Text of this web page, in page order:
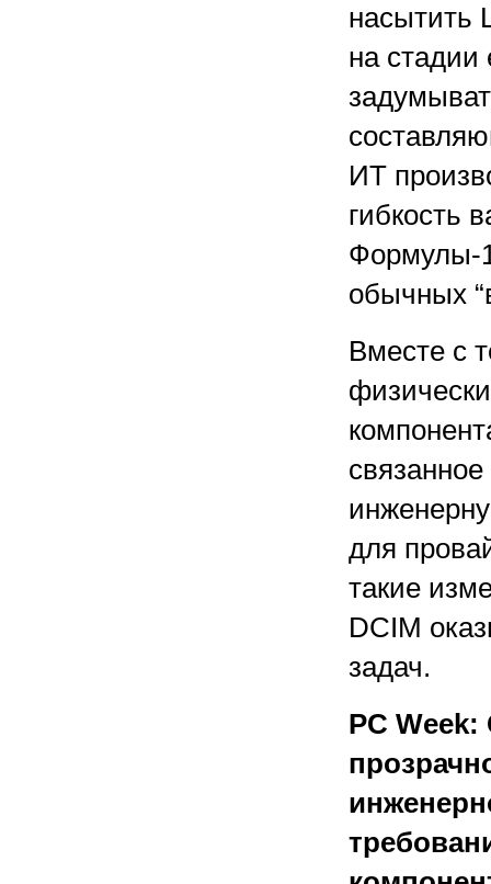
насытить
на стадии
ИТ
гибкость
Формулы-
обычных
Вместе с
для
такие
DCIM
задач.
PC Week: